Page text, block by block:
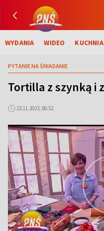
WYDANIA WIDEO KUCHNIA
PYTANIE NA ŚNIADANIE
Tortilla z szynką i
23.11.2023, 06:52